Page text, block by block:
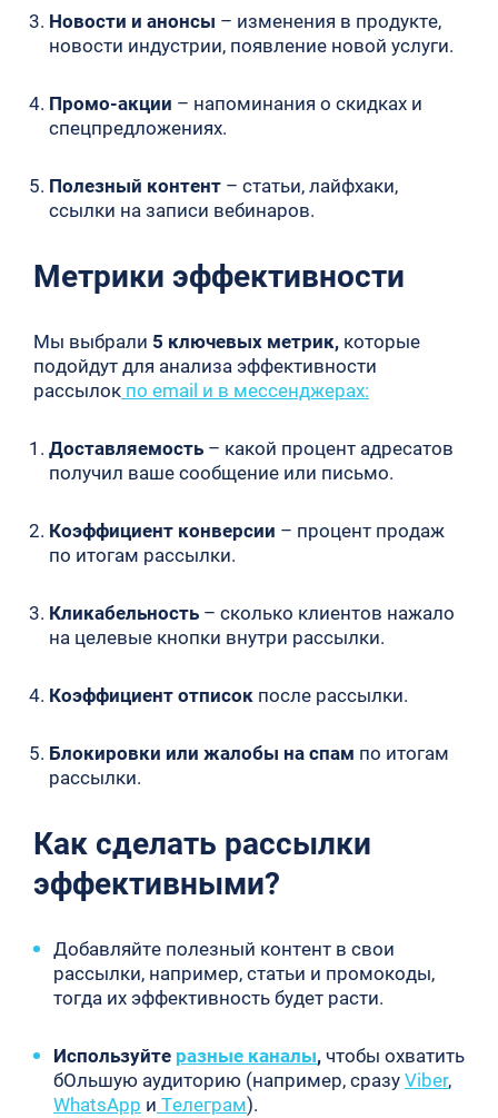
Новости и анонсы – изменения в продукте,
новости индустрии, появление новой услуги.
Промо-акции – напоминания о скидках и
спецпредложениях.
Полезный контент – статьи, лайфхаки,
ссылки на записи вебинаров.
Метрики эффективности
Мы выбрали 5 ключевых метрик, которые
подойдут для анализа эффективности
рассылок по email и в мессенджерах:
Доставляемость – какой процент адресатов
получил ваше сообщение или письмо.
Коэффициент конверсии – процент продаж
по итогам рассылки.
Кликабельность – сколько клиентов нажало
на целевые кнопки внутри рассылки.
Коэффициент отписок после рассылки.
Блокировки или жалобы на спам по итогам
рассылки.
Как сделать рассылки
эффективными?
Добавляйте полезный контент в свои
рассылки, например, статьи и промокоды,
тогда их эффективность будет расти.
Используйте разные каналы,чтобы охватить
бОльшую аудиторию (например, сразуViber,
WhatsApp и Телеграм).